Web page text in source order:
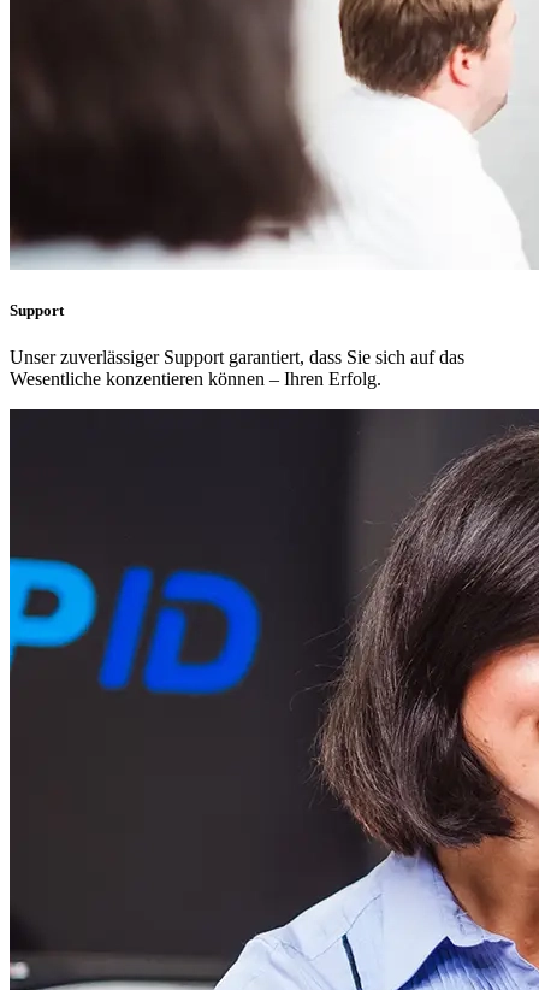
Support
Unser zuverlässiger Support garantiert, dass Sie sich auf das
Wesentliche konzentieren können – Ihren Erfolg.